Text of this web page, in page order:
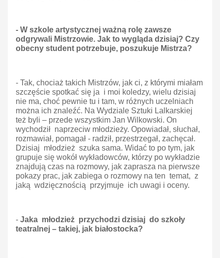
- W szkole artystycznej ważną rolę zawsze
odgrywali Mistrzowie. Jak to wygląda dzisiaj? Czy
obecny student potrzebuje, poszukuje Mistrza?
- Tak, chociaż takich Mistrzów, jak ci, z którymi miałam
szczęście spotkać się ja i moi koledzy, wielu dzisiaj
nie ma, choć pewnie tu i tam, w różnych uczelniach
można ich znaleźć. Na Wydziale Sztuki Lalkarskiej
też byli – przede wszystkim Jan Wilkowski. On
wychodził naprzeciw młodzieży. Opowiadał, słuchał,
rozmawiał, pomagał - radził, przestrzegał, zachęcał.
Dzisiaj młodzież szuka sama. Widać to po tym, jak
grupuje się wokół wykładowców, którzy po wykładzie
znajdują czas na rozmowy, jak zaprasza na pierwsze
pokazy prac, jak zabiega o rozmowy na ten temat, z
jaką wdzięcznością przyjmuje ich uwagi i oceny.
- Jaka młodzież przychodzi dzisiaj do szkoły
teatralnej – takiej, jak białostocka?